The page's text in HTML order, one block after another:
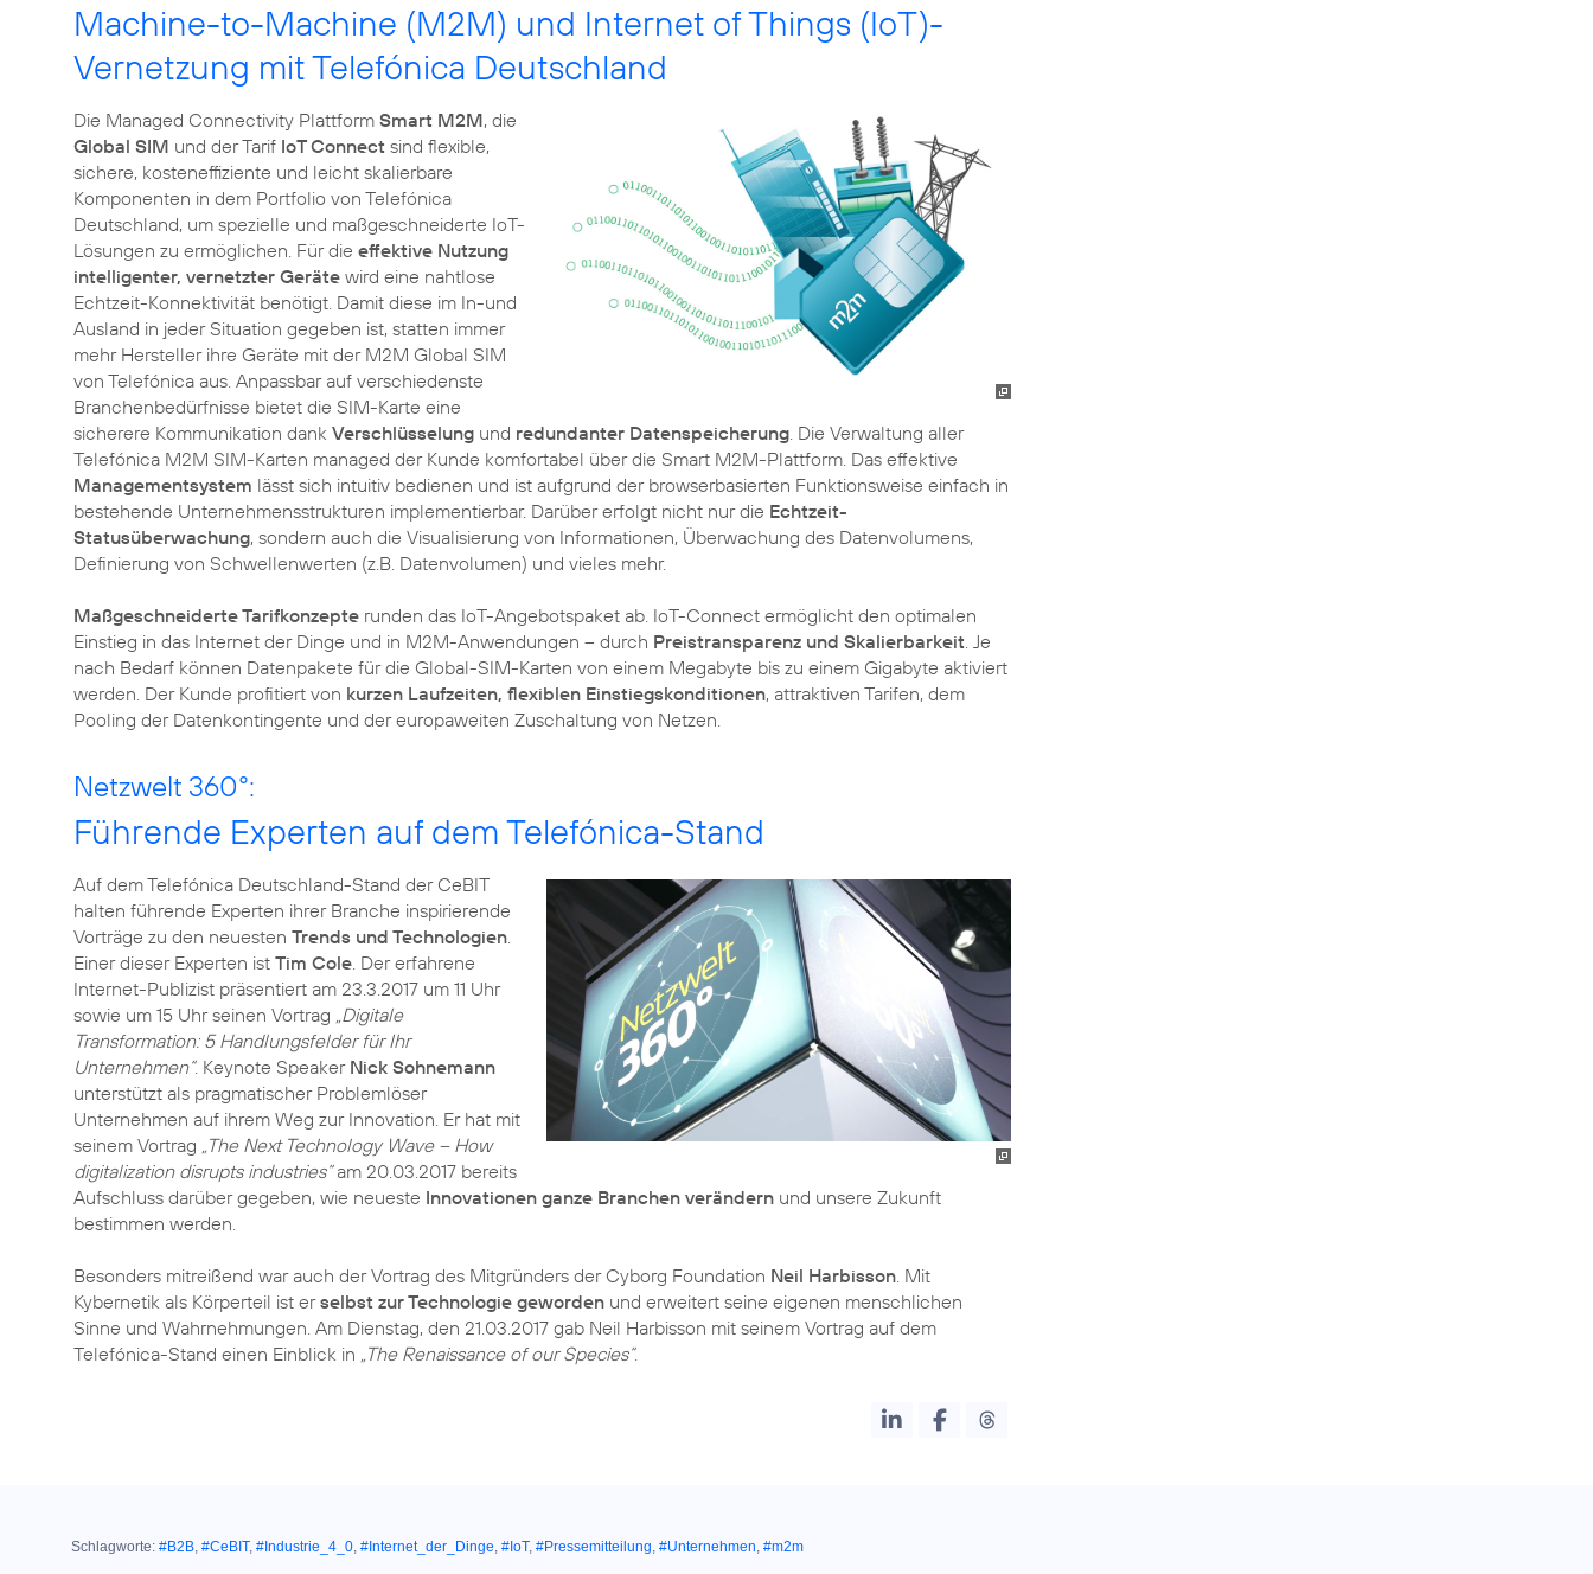
Machine-to-Machine (M2M) und Internet of Things (IoT)-
Vernetzung mit Telefónica Deutschland
Die Managed Connectivity Plattform Smart M2M, die
Global SIM und der Tarif IoT Connect sind flexible,
sichere, kosteneffiziente und leicht skalierbare
Komponenten in dem Portfolio von Telefónica
Deutschland, um spezielle und maßgeschneiderte IoT-
Lösungen zu ermöglichen. Für die effektive Nutzung
intelligenter, vernetzter Geräte wird eine nahtlose
Echtzeit-Konnektivität benötigt. Damit diese im In-und
Ausland in jeder Situation gegeben ist, statten immer
mehr Hersteller ihre Geräte mit der M2M Global SIM
von Telefónica aus. Anpassbar auf verschiedenste
Branchenbedürfnisse bietet die SIM-Karte eine
sicherere Kommunikation dank Verschlüsselung und redundanter Datenspeicherung. Die Verwaltung aller
Telefónica M2M SIM-Karten managed der Kunde komfortabel über die Smart M2M-Plattform. Das effektive
Managementsystem lässt sich intuitiv bedienen und ist aufgrund der browserbasierten Funktionsweise einfach in
bestehende Unternehmensstrukturen implementierbar. Darüber erfolgt nicht nur die Echtzeit-
Statusüberwachung, sondern auch die Visualisierung von Informationen, Überwachung des Datenvolumens,
Definierung von Schwellenwerten (z.B. Datenvolumen) und vieles mehr.
Maßgeschneiderte Tarifkonzepte runden das IoT-Angebotspaket ab. IoT-Connect ermöglicht den optimalen
Einstieg in das Internet der Dinge und in M2M-Anwendungen – durch Preistransparenz und Skalierbarkeit. Je
nach Bedarf können Datenpakete für die Global-SIM-Karten von einem Megabyte bis zu einem Gigabyte aktiviert
werden. Der Kunde profitiert von kurzen Laufzeiten, flexiblen Einstiegskonditionen, attraktiven Tarifen, dem
Pooling der Datenkontingente und der europaweiten Zuschaltung von Netzen.
Netzwelt 360°:
Führende Experten auf dem Telefónica-Stand
Auf dem Telefónica Deutschland-Stand der CeBIT
halten führende Experten ihrer Branche inspirierende
Vorträge zu den neuesten Trends und Technologien.
Einer dieser Experten ist Tim Cole. Der erfahrene
Internet-Publizist präsentiert am 23.3.2017 um 11 Uhr
sowie um 15 Uhr seinen Vortrag „Digitale
Transformation: 5 Handlungsfelder für Ihr
Unternehmen“. Keynote Speaker Nick Sohnemann
unterstützt als pragmatischer Problemlöser
Unternehmen auf ihrem Weg zur Innovation. Er hat mit
seinem Vortrag „The Next Technology Wave – How
digitalization disrupts industries“am 20.03.2017 bereits
Aufschluss darüber gegeben, wie neueste Innovationen ganze Branchen verändern und unsere Zukunft
bestimmen werden.
Besonders mitreißend war auch der Vortrag des Mitgründers der Cyborg Foundation Neil Harbisson. Mit
Kybernetik als Körperteil ist erselbst zur Technologie geworden und erweitert seine eigenen menschlichen
Sinne und Wahrnehmungen. Am Dienstag, den 21.03.2017 gab Neil Harbisson mit seinem Vortrag auf dem
Telefónica-Stand einen Einblick in „The Renaissance of our Species“.
Schlagworte: #B2B, #CeBIT, #Industrie_4_0, #Internet_der_Dinge, #IoT, #Pressemitteilung, #Unternehmen, #m2m